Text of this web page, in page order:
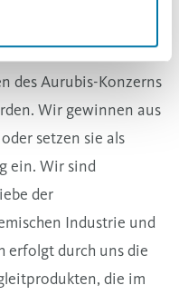
und Abfälle, die in
können in den
des Aurubis-Konzerns
Wir gewinnen aus
setzen sie als
ein. Wir sind
der
Industrie und
erfolgt durch uns die
die im